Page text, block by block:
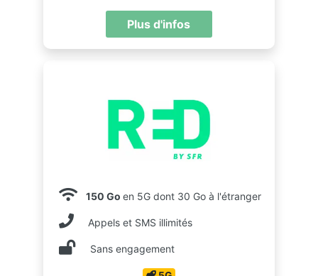
Plus d'infos
150 Go en 5G dont 30 Go à l'étranger
Appels et SMS illimités
Sans engagement